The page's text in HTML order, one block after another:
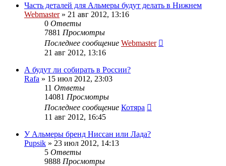
Часть деталей для Альмеры будут делать в Нижнем
Webmaster» 21 авг 2012, 13:16
0 Ответы
7881 Просмотры
Последнее сообщение Webmaster
21 авг 2012, 13:16
А будут ли собирать в России?
Rafa » 15 июл 2012, 23:03
11 Ответы
14081 Просмотры
Последнее сообщение Котяра
11 авг 2012, 16:45
У Альмеры бренд Ниссан или Лада?
Pupsik » 23 июл 2012, 14:13
5 Ответы
9888 Просмотры